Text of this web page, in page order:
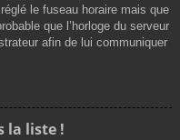
le fuseau horaire mais que
que l’horloge du serveur
afin de lui communiquer
la liste !